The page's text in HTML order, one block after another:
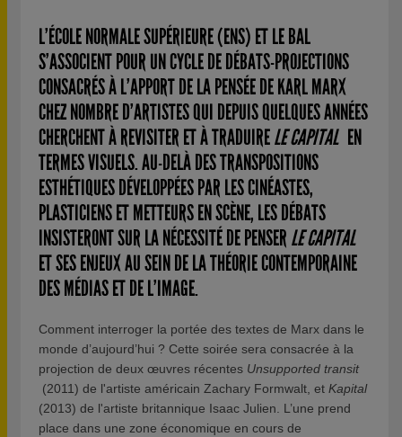
L’ÉCOLE NORMALE SUPÉRIEURE (ENS) ET LE BAL
S’ASSOCIENT POUR UN CYCLE DE DÉBATS-PROJECTIONS
CONSACRÉS À L’APPORT DE LA PENSÉE DE KARL MARX
CHEZ NOMBRE D’ARTISTES QUI DEPUIS QUELQUES ANNÉES
CHERCHENT À REVISITER ET À TRADUIRELE CAPITAL EN
TERMES VISUELS. AU-DELÀ DES TRANSPOSITIONS
ESTHÉTIQUES DÉVELOPPÉES PAR LES CINÉASTES,
PLASTICIENS ET METTEURS EN SCÈNE, LES DÉBATS
INSISTERONT SUR LA NÉCESSITÉ DE PENSER LE CAPITAL
ET SES ENJEUX AU SEIN DE LA THÉORIE CONTEMPORAINE
DES MÉDIAS ET DE L’IMAGE.
Comment interroger la portée des textes de Marx dans le
monde d’aujourd’hui ? Cette soirée sera consacrée à la
projection de deux œuvres récentes Unsupported transit
(2011) de l'artiste américain Zachary Formwalt, et Kapital
(2013) de l'artiste britannique Isaac Julien. L’une prend
place dans une zone économique en cours de